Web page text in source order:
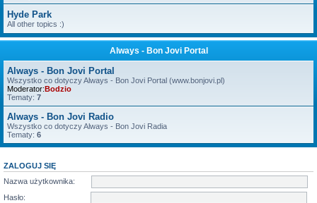
Hyde Park
All other topics :)
Always - Bon Jovi Portal
Always - Bon Jovi Portal
Wszystko co dotyczy Always - Bon Jovi Portal (www.bonjovi.pl)
Moderator:Bodzio
Tematy: 7
Always - Bon Jovi Radio
Wszystko co dotyczy Always - Bon Jovi Radia
Tematy: 6
ZALOGUJ SIĘ
Nazwa użytkownika:
Hasło: